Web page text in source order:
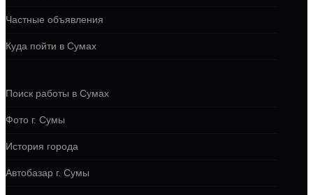
Частные объявления
Куда пойти в Сумах
Поиск работы в Сумах
Фото г. Сумы
История города
Автобазар г. Сумы